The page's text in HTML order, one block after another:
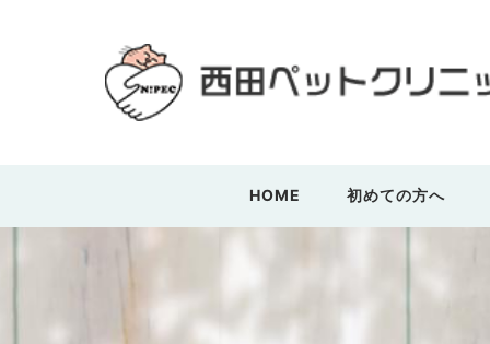
HOME 初めての方へ